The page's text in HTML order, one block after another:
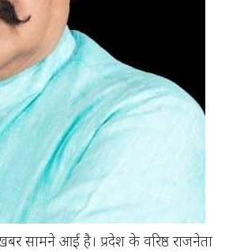
सामने आई है। प्रदेश के वरिष्ठ राजनेता